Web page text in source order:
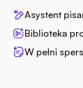
Asystent
Biblioteka
W pełni